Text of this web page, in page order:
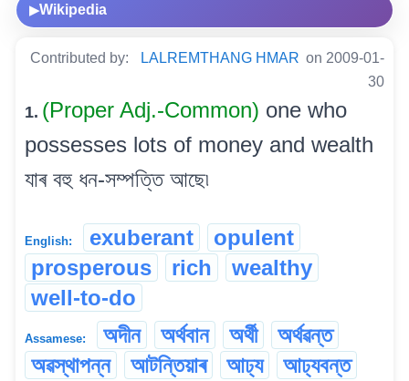
▶Wikipedia
Contributed by: LALREMTHANG HMAR on 2009-01-
30
1. (Proper Adj.-Common) one who
possesses lots of money and wealth
যাৰ বহু ধন-সম্পত্তি আছে৷
English: exuberant
opulent
prosperous
rich
wealthy
well-to-do
Assamese: অদীন অৰ্থবান অৰ্থী
অৰ্থৱন্ত
অৱস্থাপন্ন
আটন্তিয়াৰ আঢ্য
আঢ্যবন্ত